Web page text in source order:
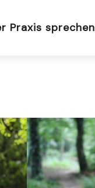
Praxis sprechen